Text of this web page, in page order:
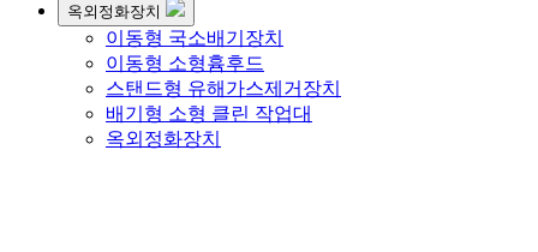
옥외정화장치
이동형 국소배기장치
이동형 소형흄후드
스탠드형 유해가스제거장치
배기형 소형 클린 작업대
옥외정화장치